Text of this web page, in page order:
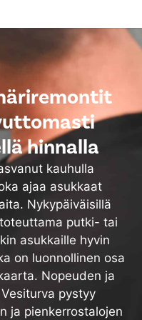
hinnalla
kauhulla
ajaa asukkaat
Nykypäiväisillä
putki- tai
asukkaille hyvin
on luonnollinen osa
Nopeuden ja
pystyy
ja pienkerrostalojen